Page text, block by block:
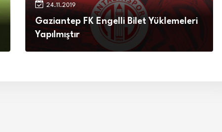
24.11.2019
Gaziantep FK Engelli Bilet Yüklemeleri
Yapılmıştır